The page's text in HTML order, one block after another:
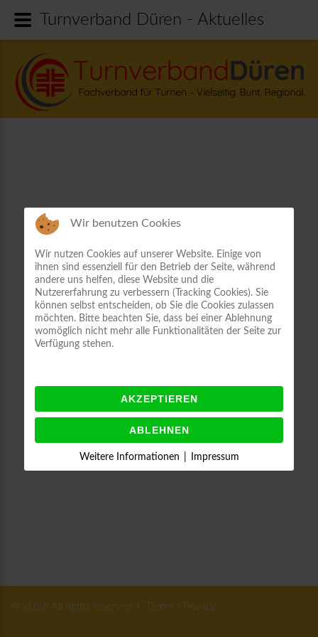
© 2026 All rights reserved Terms / Privacy
Wir benutzen Cookies
Wir nutzen Cookies auf unserer Website. Einige von
ihnen sind essenziell für den Betrieb der Seite, während
andere uns helfen, diese Website und die
Nutzererfahrung zu verbessern (Tracking Cookies). Sie
können selbst entscheiden, ob Sie die Cookies zulassen
möchten. Bitte beachten Sie, dass bei einer Ablehnung
womöglich nicht mehr alle Funktionalitäten der Seite zur
Verfügung stehen.
AKZEPTIEREN
ABLEHNEN
Weitere Informationen Impressum
Turnverband Düren - Aktuelles